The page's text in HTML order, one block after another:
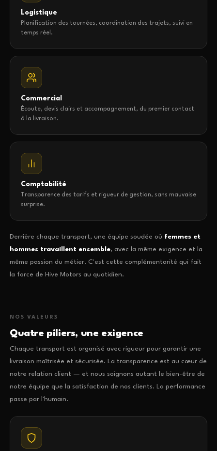
Logistique
Planification des tournées, coordination des trajets, suivi en
temps réel.
Commercial
Écoute, devis clairs et accompagnement, du premier contact
à la livraison.
Comptabilité
Transparence des tarifs et rigueur de gestion, sans mauvaise
surprise.
Derrière chaque transport, une équipe soudée où femmes et
hommes travaillent ensemble, avec la même exigence et la
même passion du métier. C'est cette complémentarité qui fait
la force de Hive Motors au quotidien.
NOS VALEURS
Quatre piliers, une exigence
Chaque transport est organisé avec rigueur pour garantir une
livraison maîtrisée et sécurisée. La transparence est au cœur de
notre relation client — et nous soignons autant le bien-être de
notre équipe que la satisfaction de nos clients. La performance
passe par l'humain.